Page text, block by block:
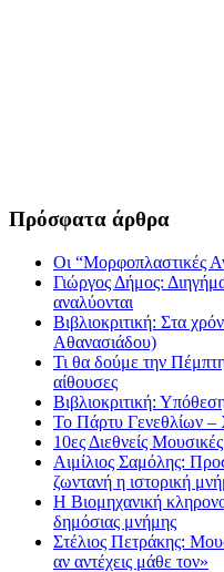
Πρόσφατα άρθρα
Οι “Μορφοπλαστικές
Γιώργος Δήμος:
αναλύονται
Βιβλιοκριτική: Στα
Αθανασιάδου)
Τι θα δούμε την
αίθουσες
Βιβλιοκριτική:
Το Πάρτυ Γενεθλίων –
10ες Διεθνείς
Αιμίλιος Σαμόλης:
ζωντανή η ιστορική
Η Βιομηχανική
δημόσιας μνήμης
Στέλιος Πετράκης:
αν αντέχεις μάθε τον»